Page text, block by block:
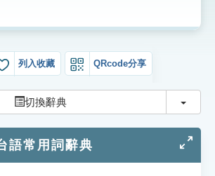
列入收藏 QRcode分享
切換辭典 切換
語常用詞辭典